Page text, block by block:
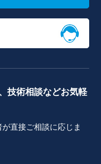
技術相談などお気軽
直接ご相談に応じま